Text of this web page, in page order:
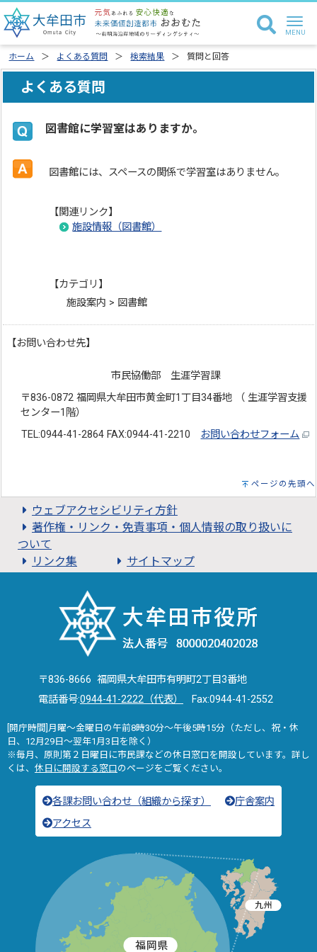
ホーム よくある質問 検索結果 質問と回答
よくある質問
図書館に学習室はありますか。
図書館には、スペースの関係で学習室はありません。
【関連リンク】
施設情報（図書館）
【カテゴリ】
施設案内 > 図書館
【お問い合わせ先】
市民協働部 生涯学習課
〒836-0872 福岡県大牟田市黄金町1丁目34番地 （ 生涯学習支援
センター1階）
TEL:0944-41-2864 FAX:0944-41-2210
お問い合わせフォーム
ページの先頭へ
ウェブアクセシビリティ方針
著作権・リンク・免責事項・個人情報の取り扱いに
ついて
リンク集
サイトマップ
〒836-8666 福岡県大牟田市有明町2丁目3番地
電話番号:0944-41-2222（代表） Fax:0944-41-2552
[開庁時間]月曜～金曜日の午前8時30分～午後5時15分（ただし、祝・休
日、12月29日～翌年1月3日を除く）
※毎月、原則第２日曜日に市民課などの休日窓口を開設しています。詳し
くは、 休日に開設する窓口のページをご覧ください。
各課お問い合わせ（組織から探す）
庁舎案内
アクセス